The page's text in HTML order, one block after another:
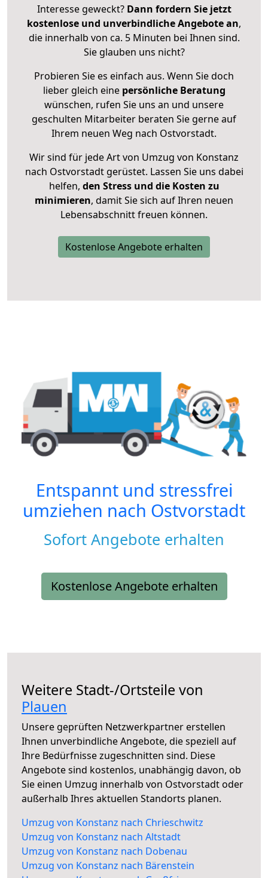
Interesse geweckt? Dann fordern Sie jetzt
kostenlose und unverbindliche Angebote an,
die innerhalb von ca. 5 Minuten bei Ihnen sind.
Sie glauben uns nicht?
Probieren Sie es einfach aus. Wenn Sie doch
lieber gleich eine persönliche Beratung
wünschen, rufen Sie uns an und unsere
geschulten Mitarbeiter beraten Sie gerne auf
Ihrem neuen Weg nach Ostvorstadt.
Wir sind für jede Art von Umzug von Konstanz
nach Ostvorstadt gerüstet. Lassen Sie uns dabei
helfen, den Stress und die Kosten zu
minimieren, damit Sie sich auf Ihren neuen
Lebensabschnitt freuen können.
Kostenlose Angebote erhalten
Entspannt und stressfrei
umziehen nach Ostvorstadt
Sofort Angebote erhalten
Kostenlose Angebote erhalten
Weitere Stadt-/Ortsteile von
Plauen
Unsere geprüften Netzwerkpartner erstellen
Ihnen unverbindliche Angebote, die speziell auf
Ihre Bedürfnisse zugeschnitten sind. Diese
Angebote sind kostenlos, unabhängig davon, ob
Sie einen Umzug innerhalb von Ostvorstadt oder
außerhalb Ihres aktuellen Standorts planen.
Umzug von Konstanz nach Chrieschwitz
Umzug von Konstanz nach Altstadt
Umzug von Konstanz nach Dobenau
Umzug von Konstanz nach Bärenstein